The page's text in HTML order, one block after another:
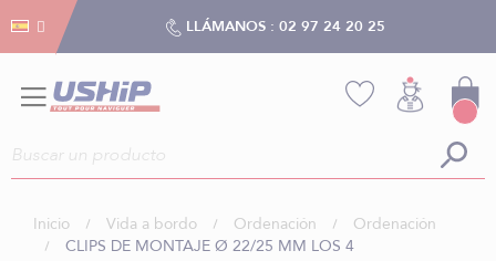
LLÁMANOS : 02 97 24 20 25
Inicio Vida a bordo Ordenación
Ordenación
CLIPS DE MONTAJE Ø 22/25 MM LOS 4
Gestión de cookies
Gestión de cookies